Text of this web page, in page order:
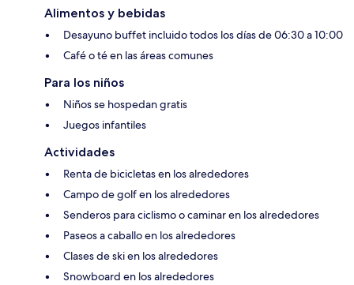
Alimentos y bebidas
Desayuno buffet incluido todos los días de 06:30 a 10:00
Café o té en las áreas comunes
Para los niños
Niños se hospedan gratis
Juegos infantiles
Actividades
Renta de bicicletas en los alrededores
Campo de golf en los alrededores
Senderos para ciclismo o caminar en los alrededores
Paseos a caballo en los alrededores
Clases de ski en los alrededores
Snowboard en los alrededores